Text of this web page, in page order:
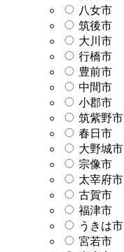
八女市
筑後市
大川市
行橋市
豊前市
中間市
小郡市
筑紫野市
春日市
大野城市
宗像市
太宰府市
古賀市
福津市
うきは市
宮若市